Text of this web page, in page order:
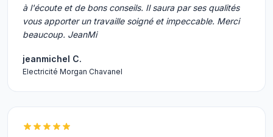
à l'écoute et de bons conseils. Il saura par ses qualités
vous apporter un travaille soigné et impeccable. Merci
beaucoup. JeanMi
jeanmichel C.
Electricité Morgan Chavanel